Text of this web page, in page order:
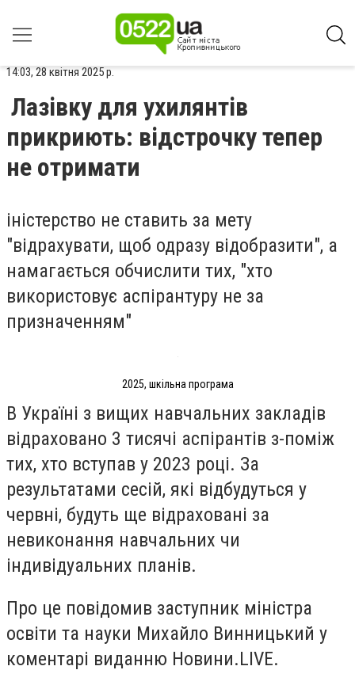
14:03, 28 квітня 2025 р.
Лазівку для ухилянтів
прикриють: відстрочку тепер
не отримати
іністерство не ставить за мету
"відрахувати, щоб одразу відобразити", а
намагається обчислити тих, "хто
використовує аспірантуру не за
призначенням"
2025, шкільна програма
В Україні з вищих навчальних закладів
відраховано 3 тисячі аспірантів з-поміж
тих, хто вступав у 2023 році. За
результатами сесій, які відбудуться у
червні, будуть ще відраховані за
невиконання навчальних чи
індивідуальних планів.
Про це повідомив заступник міністра
освіти та науки Михайло Винницький у
коментарі виданню Новини.LIVE.